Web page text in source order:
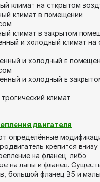
климат на открытом
климат в помещении
климат в закрытом
и холодный климат на
и холодный в
и холодный в
климат
двигателя
определённые
крепится внизу
на фланец, либо
на лапы и фланец.
большой фланец В5 и